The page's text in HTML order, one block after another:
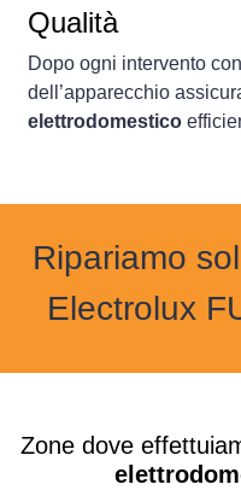
Qualità
Dopo ogni intervento
dell’apparecchio
elettrodomestico
Ripariamo
Electrolux
Zone dove